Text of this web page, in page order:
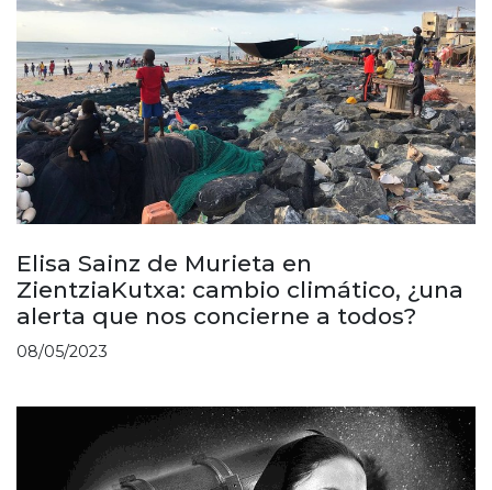
Elisa Sainz de Murieta en
ZientziaKutxa: cambio climático, ¿una
alerta que nos concierne a todos?
08/05/2023